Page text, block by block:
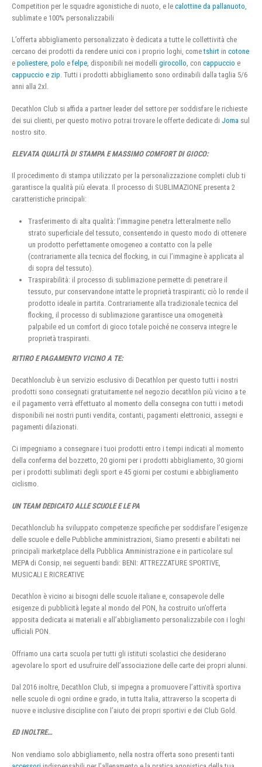
Competition per le squadre agonistiche di nuoto, e le calottine da pallanuoto,
sublimate e 100% personalizzabili
L’offerta abbigliamento personalizzato è dedicata a tutte le collettività che
cercano dei prodotti da rendere unici con i proprio loghi, cometshirt in cotone
e poliestere, polo e felpe, disponibili nei modelli girocollo, con cappuccio e
cappuccio e zip. Tutti i prodotti abbigliamento sono ordinabili dalla taglia 5/6
anni alla 2xl.
Decathlon Club si affida a partner leader del settore per soddisfare le richieste
dei sui clienti, per questo motivo potrai trovare le offerte dedicate di Joma sul
nostro sito.
ELEVATA QUALITÀ DI STAMPA E MASSIMO COMFORT DI GIOCO:
Il procedimento di stampa utilizzato per la personalizzazione completi club ti
garantisce la qualità più elevata. Il processo di SUBLIMAZIONE presenta 2
caratteristiche principali:
Trasferimento di alta qualità: l’immagine penetra letteralmente nello
strato superficiale del tessuto, consentendo in questo modo di ottenere
un prodotto perfettamente omogeneo a contatto con la pelle
(contrariamente alla tecnica del flocking, in cui l’immagine è applicata al
di sopra del tessuto).
Traspirabilità: il processo di sublimazione permette di penetrare il
tessuto, pur conservandone intatte le proprietà traspiranti; ciò lo rende il
prodotto ideale in partita. Contrariamente alla tradizionale tecnica del
flocking, il processo di sublimazione garantisce una omogeneità
palpabile ed un comfort di gioco totale poiché ne conserva integre le
proprietà traspiranti.
RITIRO E PAGAMENTO VICINO A TE:
Decathlonclub è un servizio esclusivo di Decathlon per questo tutti i nostri
prodotti sono consegnati gratuitamente nel negozio decathlon più vicino a te
e il pagamento verrà effettuato al momento della consegna con tutti i metodi
disponibili nei nostri punti vendita, contanti, pagamenti elettronici, assegni e
pagamenti dilazionati.
Ci impegniamo a consegnare i tuoi prodotti entro i tempi indicati al momento
della conferma del bozzetto, 20 giorni per i prodotti abbigliamento, 30 giorni
per i prodotti sublimati degli sport e 45 giorni per costumi e abbigliamento
ciclismo.
UN TEAM DEDICATO ALLE SCUOLE E LE PA
Decathlonclub ha sviluppato competenze specifiche per soddisfare l’esigenze
delle scuole e delle Pubbliche amministrazioni, Siamo presenti e abilitati nei
principali marketplace della Pubblica Amministrazione e in particolare sul
MEPA di Consip, nei seguenti bandi: BENI: ATTREZZATURE SPORTIVE,
MUSICALI E RICREATIVE
Decathlon è vicino ai bisogni delle scuole italiane e, consapevole delle
esigenze di pubblicità legate al mondo del PON, ha costruito un’offerta
apposita dedicata ai materiali e all’abbigliamento personalizzabile con i loghi
ufficiali PON.
Offriamo una carta scuola per tutti gli istituti scolastici che desiderano
agevolare lo sport ed usufruire dell’associazione delle carte dei propri alunni.
Dal 2016 inoltre, Decathlon Club, si impegna a promuovere l’attività sportiva
nelle scuole di ogni ordine e grado, in tutta Italia, attraverso la scoperta di
nuove e inclusive discipline con l’aiuto dei propri sportivi e dei Club Gold.
ED INOLTRE…
Non vendiamo solo abbigliamento, nella nostra offerta sono presenti tanti